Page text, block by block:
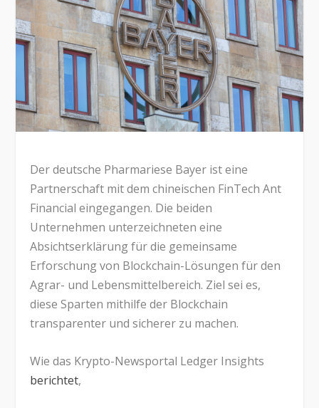
Der deutsche Pharmariese Bayer ist eine
Partnerschaft mit dem chineischen FinTech Ant
Financial eingegangen. Die beiden
Unternehmen unterzeichneten eine
Absichtserklärung für die gemeinsame
Erforschung von Blockchain-Lösungen für den
Agrar- und Lebensmittelbereich. Ziel sei es,
diese Sparten mithilfe der Blockchain
transparenter und sicherer zu machen.
Wie das Krypto-Newsportal Ledger Insights
berichtet,